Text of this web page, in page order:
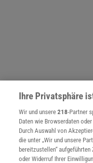
Ihre Privatsphäre
Wir und unsere218-Partner
Daten wie Browserdaten
Durch Auswahl von
die unter „Wir und unsere
bereitzustellen“
oder Widerruf Ihrer